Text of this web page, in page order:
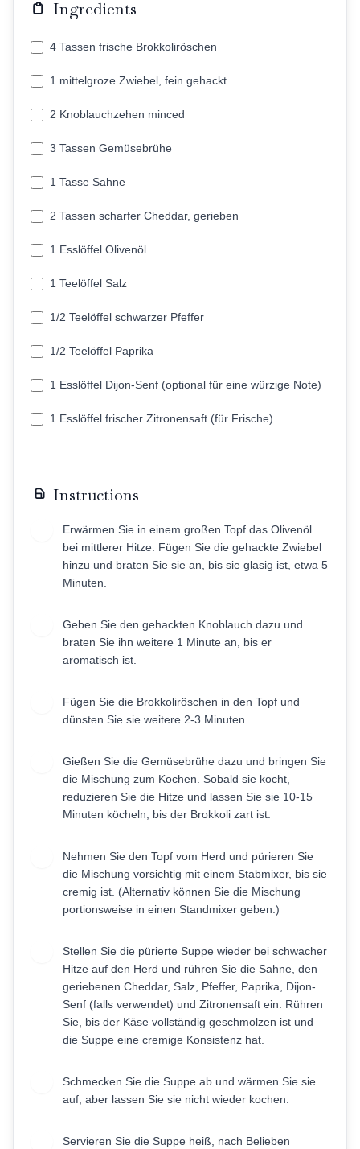
Ingredients
4 Tassen frische Brokkoliröschen
1 mittelgroze Zwiebel, fein gehackt
2 Knoblauchzehen minced
3 Tassen Gemüsebrühe
1 Tasse Sahne
2 Tassen scharfer Cheddar, gerieben
1 Esslöffel Olivenöl
1 Teelöffel Salz
1/2 Teelöffel schwarzer Pfeffer
1/2 Teelöffel Paprika
1 Esslöffel Dijon-Senf (optional für eine würzige Note)
1 Esslöffel frischer Zitronensaft (für Frische)
Instructions
Erwärmen Sie in einem großen Topf das Olivenöl
bei mittlerer Hitze. Fügen Sie die gehackte Zwiebel
hinzu und braten Sie sie an, bis sie glasig ist, etwa 5
Minuten.
Geben Sie den gehackten Knoblauch dazu und
braten Sie ihn weitere 1 Minute an, bis er
aromatisch ist.
Fügen Sie die Brokkoliröschen in den Topf und
dünsten Sie sie weitere 2-3 Minuten.
Gießen Sie die Gemüsebrühe dazu und bringen Sie
die Mischung zum Kochen. Sobald sie kocht,
reduzieren Sie die Hitze und lassen Sie sie 10-15
Minuten köcheln, bis der Brokkoli zart ist.
Nehmen Sie den Topf vom Herd und pürieren Sie
die Mischung vorsichtig mit einem Stabmixer, bis sie
cremig ist. (Alternativ können Sie die Mischung
portionsweise in einen Standmixer geben.)
Stellen Sie die pürierte Suppe wieder bei schwacher
Hitze auf den Herd und rühren Sie die Sahne, den
geriebenen Cheddar, Salz, Pfeffer, Paprika, Dijon-
Senf (falls verwendet) und Zitronensaft ein. Rühren
Sie, bis der Käse vollständig geschmolzen ist und
die Suppe eine cremige Konsistenz hat.
Schmecken Sie die Suppe ab und wärmen Sie sie
auf, aber lassen Sie sie nicht wieder kochen.
Servieren Sie die Suppe heiß, nach Belieben